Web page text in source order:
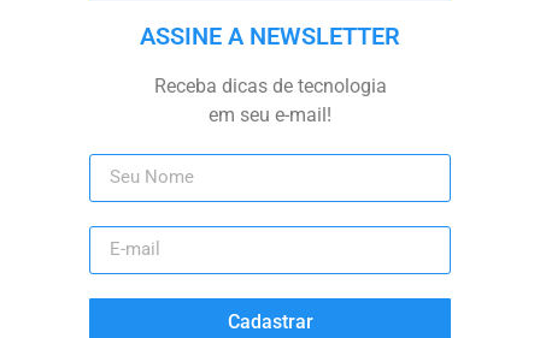
ASSINE A NEWSLETTER
Receba dicas de tecnologia
em seu e-mail!
Cadastrar